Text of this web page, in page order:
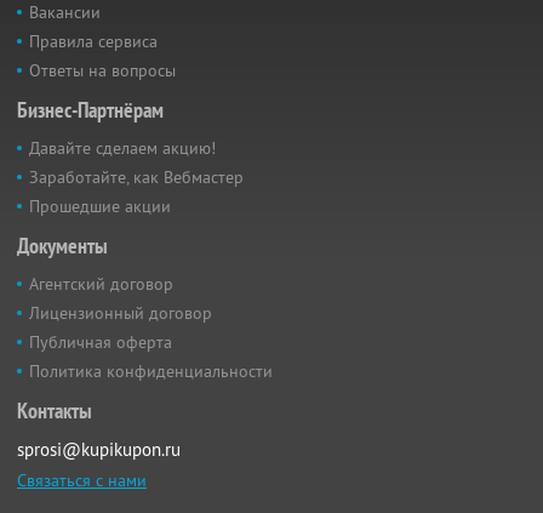
Вакансии
Правила сервиса
Ответы на вопросы
Бизнес-Партнёрам
Давайте сделаем акцию!
Заработайте, как Вебмастер
Прошедшие акции
Документы
Агентский договор
Лицензионный договор
Публичная оферта
Политика конфиденциальности
Контакты
sprosi@kupikupon.ru
Связаться с нами